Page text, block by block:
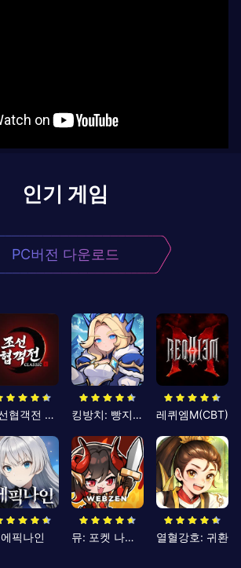
인기 게임
PC버전 다운로드
조선협객전 클래식 킹방치: 빵지의 제왕 레퀴엠M(CBT)
에픽나인 뮤: 포켓 나이츠 열혈강호: 귀환